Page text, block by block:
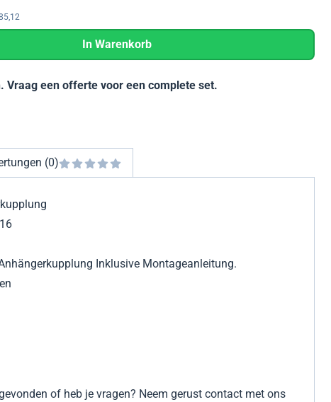
In Warenkorb
Vraag een offerte voor een complete set.
(0)
Inklusive Montageanleitung.
of heb je vragen? Neem gerust contact met ons